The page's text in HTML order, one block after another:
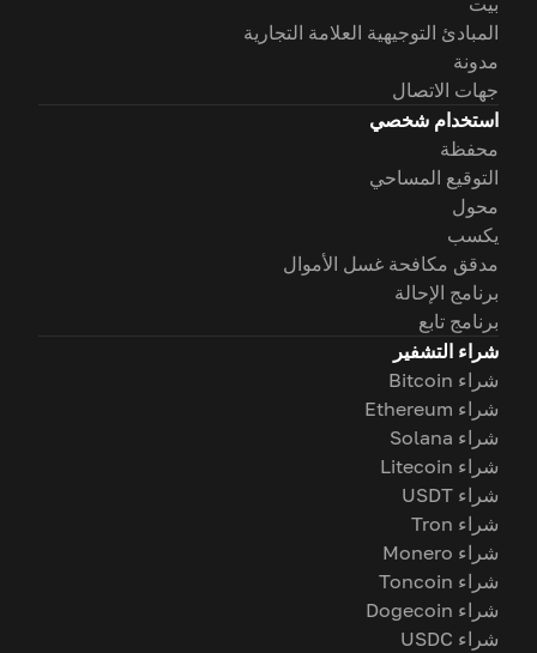
المبادئ التوجيهية العلامة التجارية
مدونة
جهات الاتصال
استخدام شخصي
محفظة
التوقيع المساحي
محول
يكسب
مدقق مكافحة غسل الأموال
برنامج الإحالة
برنامج تابع
شراء التشفير
شراء Bitcoin
شراء Ethereum
شراء Solana
شراء Litecoin
شراء USDT
شراء Tron
شراء Monero
شراء Toncoin
شراء Dogecoin
شراء USDC